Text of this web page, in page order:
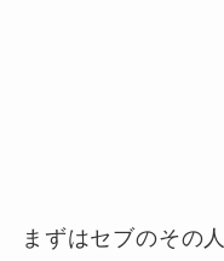
まずはセブのその